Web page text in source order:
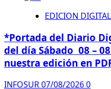
EDICION DIGITAL
*Portada del Diario
del día Sábado 08 –
nuestra edición en
INFOSUR07/08/20260